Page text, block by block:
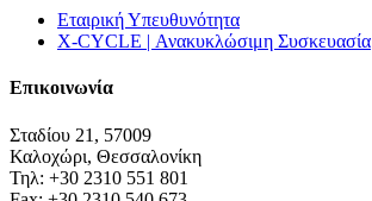
Εταιρική Υπευθυνότητα
X-CYCLE | Ανακυκλώσιμη Συσκευασία
Επικοινωνία
Σταδίου 21, 57009
Καλοχώρι, Θεσσαλονίκη
Τηλ: +30 2310 551 801